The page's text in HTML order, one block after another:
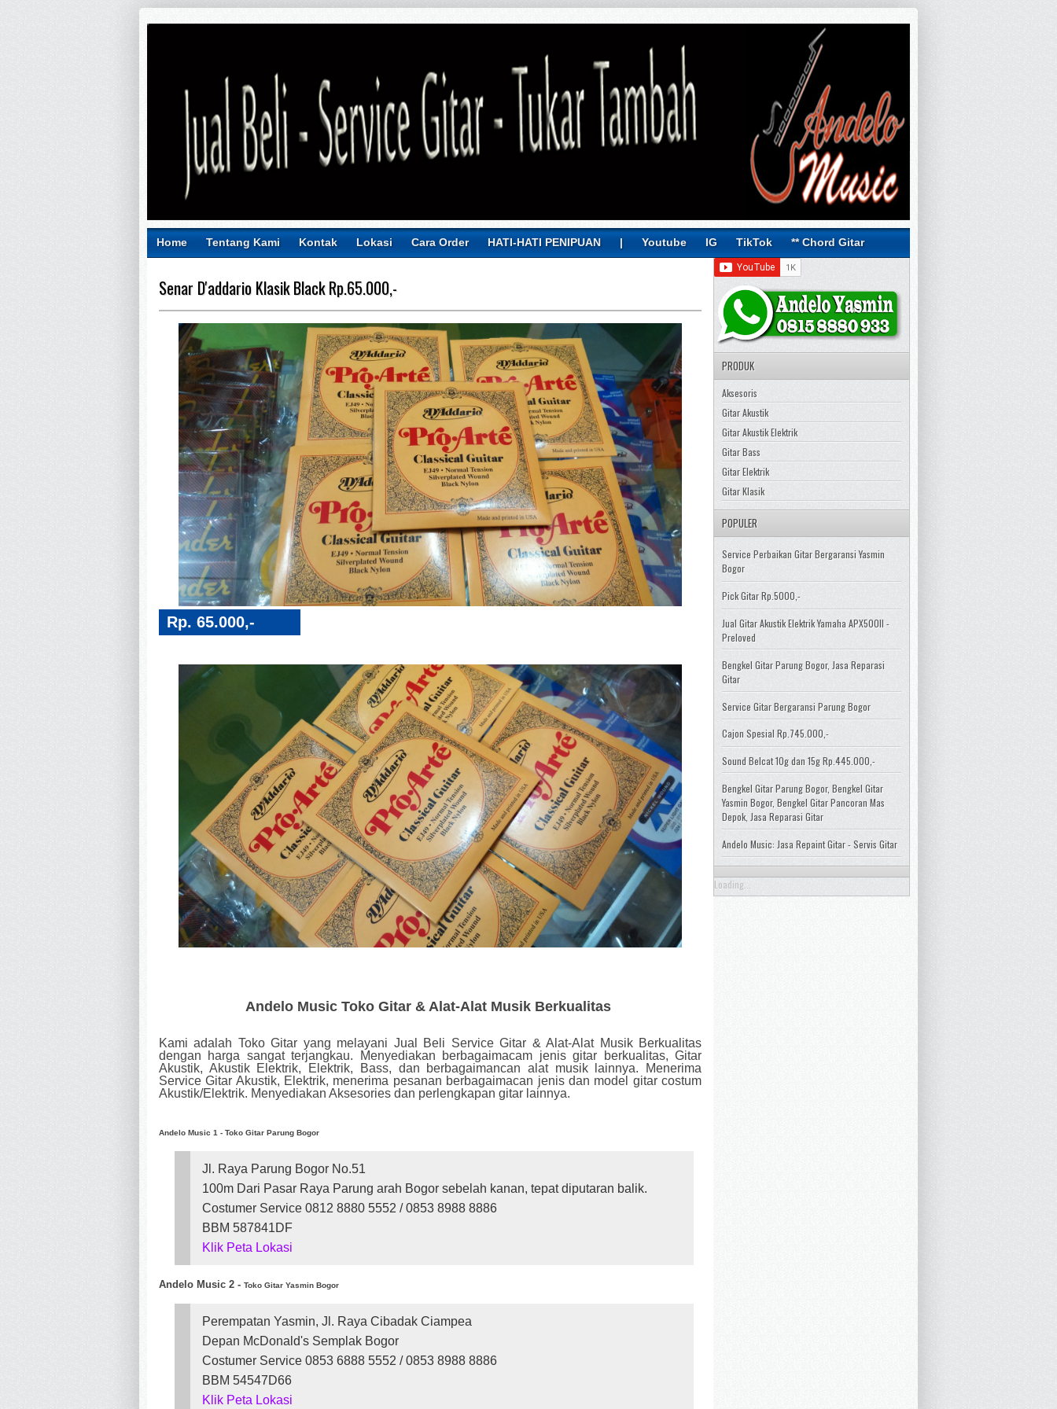
Home Tentang Kami Kontak Lokasi Cara Order HATI-HATI PENIPUAN | Youtube IG TikTok ** Chord Gitar
Senar D'addario Klasik Black Rp.65.000,-
Rp. 65.000,-
Andelo Music Toko Gitar & Alat-Alat Musik Berkualitas
Kami adalah Toko Gitar yang melayani Jual Beli Service Gitar & Alat-Alat Musik Berkualitas
dengan harga sangat terjangkau. Menyediakan berbagaimacam jenis gitar berkualitas, Gitar
Akustik, Akustik Elektrik, Elektrik, Bass, dan berbagaimancan alat musik lainnya. Menerima
Service Gitar Akustik, Elektrik, menerima pesanan berbagaimacan jenis dan model gitar costum
Akustik/Elektrik. Menyediakan Aksesories dan perlengkapan gitar lainnya.
Andelo Music 1 - Toko Gitar Parung Bogor
Jl. Raya Parung Bogor No.51
100m Dari Pasar Raya Parung arah Bogor sebelah kanan, tepat diputaran balik.
Costumer Service 0812 8880 5552 /0853 8988 8886
BBM 587841DF
Klik Peta Lokasi
Andelo Music 2 - Toko Gitar Yasmin Bogor
Perempatan Yasmin, Jl. Raya Cibadak Ciampea
Depan McDonald's Semplak Bogor
Costumer Service 0853 6888 5552 /0853 8988 8886
BBM 54547D66
Klik Peta Lokasi
PRODUK
Aksesoris
Gitar Akustik
Gitar Akustik Elektrik
Gitar Bass
Gitar Elektrik
Gitar Klasik
POPULER
Service Perbaikan Gitar Bergaransi Yasmin
Bogor
Pick Gitar Rp.5000,-
Jual Gitar Akustik Elektrik Yamaha APX500II -
Preloved
Bengkel Gitar Parung Bogor, Jasa Reparasi
Gitar
Service Gitar Bergaransi Parung Bogor
Cajon Spesial Rp.745.000,-
Sound Belcat 10g dan 15g Rp.445.000,-
Bengkel Gitar Parung Bogor, Bengkel Gitar
Yasmin Bogor, Bengkel Gitar Pancoran Mas
Depok, Jasa Reparasi Gitar
Andelo Music: Jasa Repaint Gitar - Servis Gitar
Loading...